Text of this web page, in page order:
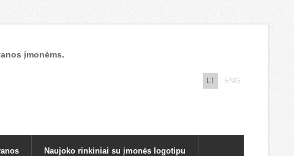
įmonėms.
LT ENG
Naujoko rinkiniai su įmonės logotipu